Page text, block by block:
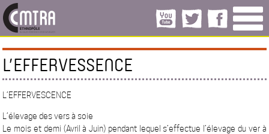
L’EFFERVESSENCE
L’EFFERVESCENCE
L’élevage des vers à soie
Le mois et demi (Avril à Juin) pendant lequel s’effectue l’élevage du ver à